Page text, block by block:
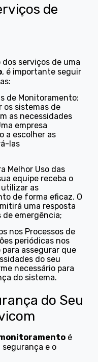
de
serviços de uma
, é importante seguir
os sistemas de
as necessidades
empresa
a escolher as
las
equipe receba o
as
de forma eficaz. O
uma resposta
emergência;
periódicas nos
assegurar que
do seu
necessário para
do sistema.
do Seu
é
e o